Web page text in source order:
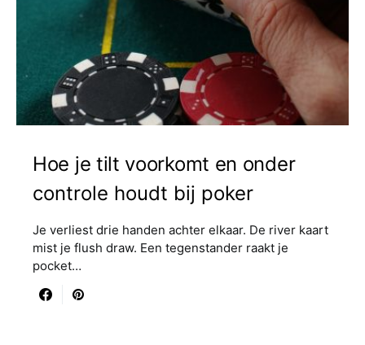
Hoe je tilt voorkomt en onder
controle houdt bij poker
Je verliest drie handen achter elkaar. De river kaart
mist je flush draw. Een tegenstander raakt je
pocket…